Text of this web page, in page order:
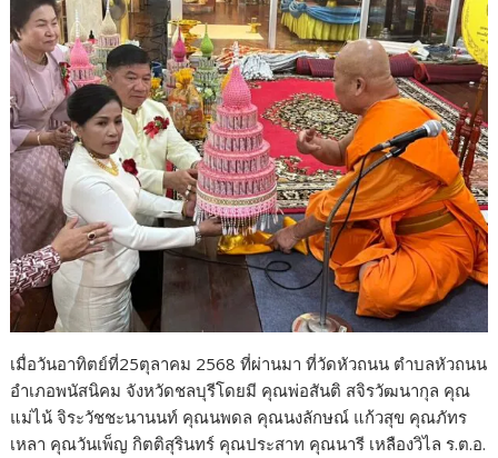
เมื่อวันอาทิตย์ที่25ตุลาคม 2568 ที่ผ่านมา ที่วัดหัวถนน ตำบลหัวถนน
อำเภอพนัสนิคม จังหวัดชลบุรีโดยมี คุณพ่อสันติ สจิรวัฒนากุล คุณ
แม่ไน้ จิระวัชชะนานนท์ คุณนพดล คุณนงลักษณ์ แก้วสุข คุณภัทร
เหลา คุณวันเพ็ญ กิตติสุรินทร์ คุณประสาท คุณนารี เหลืองวิไล ร.ต.อ.